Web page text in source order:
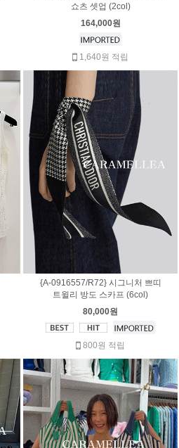
쇼츠 셋업 (2col)
164,000원
1,640원 적립
{A-0916557/R72} 시그니처 쁘띠
트윌리 방도 스카프 (6col)
80,000원
800원 적립